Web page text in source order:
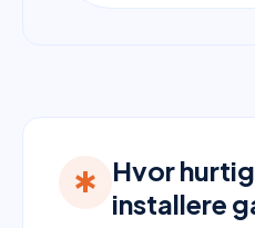
emergency
Hvor
installere